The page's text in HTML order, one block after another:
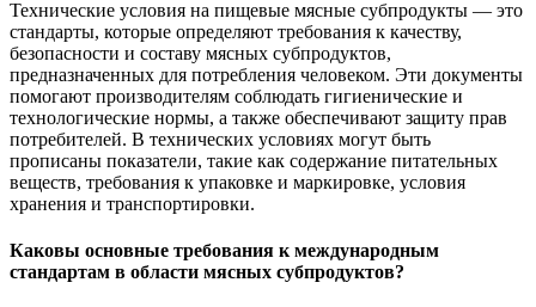
Технические условия на пищевые мясные субпродукты — это
стандарты, которые определяют требования к качеству,
безопасности и составу мясных субпродуктов,
предназначенных для потребления человеком. Эти документы
помогают производителям соблюдать гигиенические и
технологические нормы, а также обеспечивают защиту прав
потребителей. В технических условиях могут быть
прописаны показатели, такие как содержание питательных
веществ, требования к упаковке и маркировке, условия
хранения и транспортировки.
Каковы основные требования к международным
стандартам в области мясных субпродуктов?